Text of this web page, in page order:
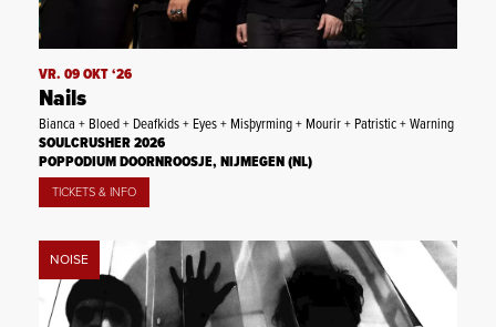
VR. 09 OKT ‘26
Nails
Bianca + Bloed + Deafkids + Eyes + Misþyrming + Mourir + Patristic + Warning
SOULCRUSHER 2026
POPPODIUM DOORNROOSJE, NIJMEGEN (NL)
TICKETS & INFO
NOISE